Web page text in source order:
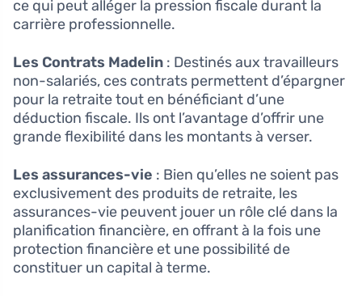
ce qui peut alléger la pression fiscale durant la
carrière professionnelle.
Les Contrats Madelin : Destinés aux travailleurs
non-salariés, ces contrats permettent d’épargner
pour la retraite tout en bénéficiant d’une
déduction fiscale. Ils ont l’avantage d’offrir une
grande flexibilité dans les montants à verser.
Les assurances-vie : Bien qu’elles ne soient pas
exclusivement des produits de retraite, les
assurances-vie peuvent jouer un rôle clé dans la
planification financière, en offrant à la fois une
protection financière et une possibilité de
constituer un capital à terme.